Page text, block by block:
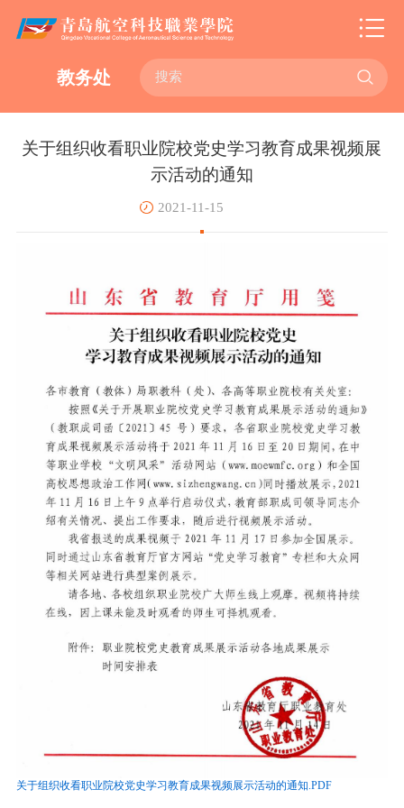

教务处
关于组织收看职业院校党史学习教育成果视频展
示活动的通知
2021-11-15
关于组织收看职业院校党史学习教育成果视频展示活动的通知.PDF